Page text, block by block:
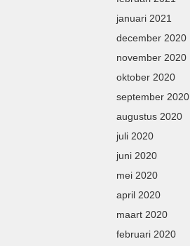
januari 2021
december 2020
november 2020
oktober 2020
september 2020
augustus 2020
juli 2020
juni 2020
mei 2020
april 2020
maart 2020
februari 2020